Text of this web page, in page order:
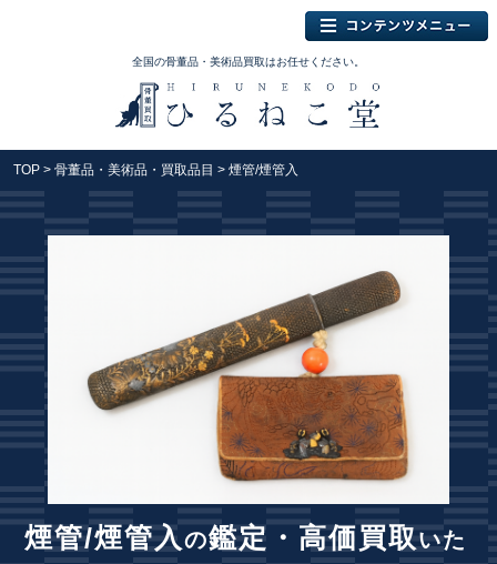
全国の骨董品・美術品買取はお任せください。
TOP > 骨董品・美術品・買取品目 > 煙管/煙管入
煙管/煙管入の鑑定・高価買取いた